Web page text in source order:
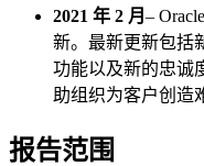
2021 年 2 月 –
新。最新更新包括
功能以及新的忠诚
助组织为客户创造
报告范围